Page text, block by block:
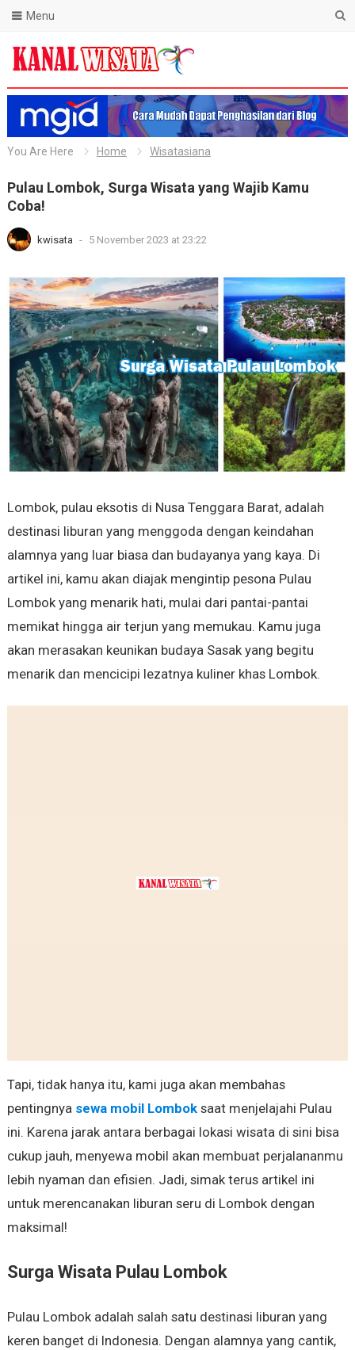
Blog Kanal Wisata
Menu
You Are Here Home Wisatasiana
Pulau Lombok, Surga Wisata yang Wajib Kamu
Coba!
kwisata - 5 November 2023 at 23:22
Lombok, pulau eksotis di Nusa Tenggara Barat, adalah
destinasi liburan yang menggoda dengan keindahan
alamnya yang luar biasa dan budayanya yang kaya. Di
artikel ini, kamu akan diajak mengintip pesona Pulau
Lombok yang menarik hati, mulai dari pantai-pantai
memikat hingga air terjun yang memukau. Kamu juga
akan merasakan keunikan budaya Sasak yang begitu
menarik dan mencicipi lezatnya kuliner khas Lombok.
Tapi, tidak hanya itu, kami juga akan membahas
pentingnya sewa mobil Lomboksaat menjelajahi Pulau
ini. Karena jarak antara berbagai lokasi wisata di sini bisa
cukup jauh, menyewa mobil akan membuat perjalananmu
lebih nyaman dan efisien. Jadi, simak terus artikel ini
untuk merencanakan liburan seru di Lombok dengan
maksimal!
Surga Wisata Pulau Lombok
Pulau Lombok adalah salah satu destinasi liburan yang
keren banget di Indonesia. Dengan alamnya yang cantik,